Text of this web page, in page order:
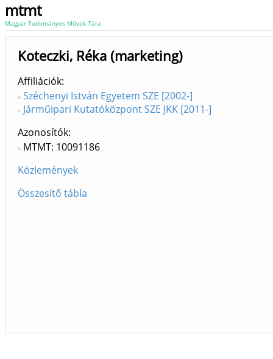
mtmt
Magyar Tudományos Művek Tára
Koteczki, Réka (marketing)
Affiliációk
Széchenyi István Egyetem SZE [2002-]
Járműipari Kutatóközpont SZE JKK [2011-]
Azonosítók
MTMT: 10091186
Közlemények
Összesítő tábla